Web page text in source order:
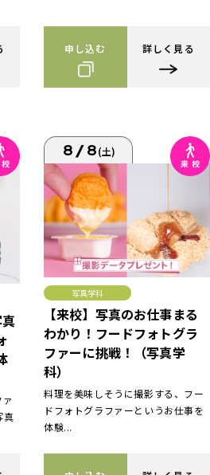
申し込む 詳しく見る
真
8/8(土)
写真学科
【来校】写真のお仕事まる
わかり！フードフォトグラ
ファーに挑戦！（写真学
科）
料理を美味しそうに撮影する、フー
ドフォトグラファーというお仕事を
体験...